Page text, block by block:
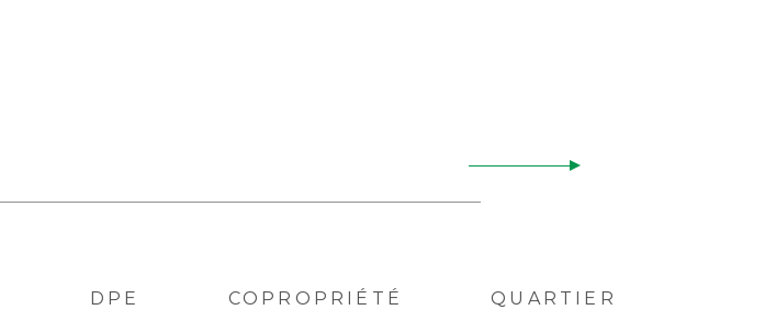
DPE COPROPRIÉTÉ QUARTIER